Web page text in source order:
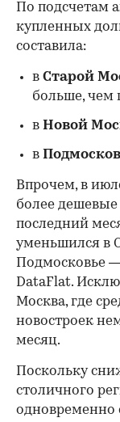
По подсчетам
купленных
составила:
в Старой
больше, чем
в Новой
в
Впрочем, в
более дешевые
последний
уменьшился в
Подмосковье —
DataFlat.
Москва, где
новостроек
месяц.
Поскольку
столичного
одновременно